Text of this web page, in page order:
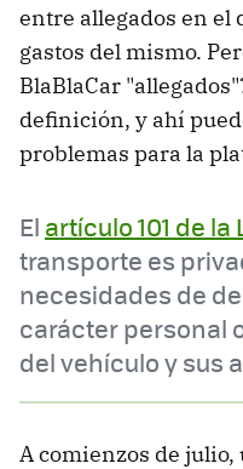
entre allegados en el
gastos del mismo.
BlaBlaCar
definición, y ahí
problemas para la
El artículo 101 de la
transporte es
necesidades de
carácter personal
del vehículo y sus
A comienzos de julio,